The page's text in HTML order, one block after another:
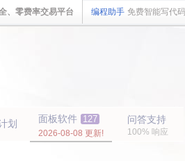
、零费率交易平台 编程助手 免费智能写代
划 面板软件 127
2026-08-08 更新!
问答支持
100% 响应